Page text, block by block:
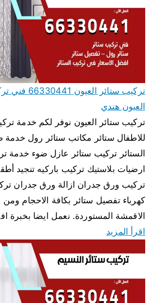
تركيب ستائر
العيون هندي
تركيب ستائر العيون نوفر لكم خدمة
للاطفال ستائر مكاتب ستائر رول
الستائر تركيب ستائر عازل ضوء
ارضيات بلاستيك تركيب باركيه تنجيد
تركيب ورق جدران ازالة ورق جدران
كهرباء تفصيل ستائر بكافة الاحجام
الاقمشة المستوردة. نعمل ايضا بخبرة
اقرأ المزيد